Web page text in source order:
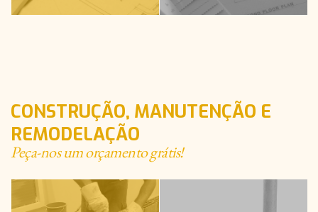
CONSTRUÇÃO, MANUTENÇÃO E
REMODELAÇÃO
Peça-nos um orçamento grátis!